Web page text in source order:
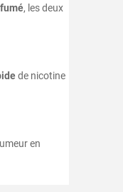
, les deux
de nicotine
en